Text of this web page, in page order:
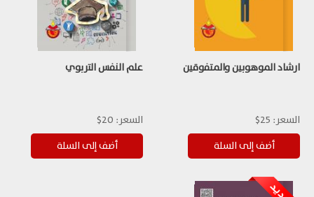
ارشاد الموهوبين والمتفوقين
السعر: 25$
علم النفس التربوي
السعر: 20$